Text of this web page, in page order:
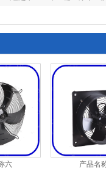
六 产品名